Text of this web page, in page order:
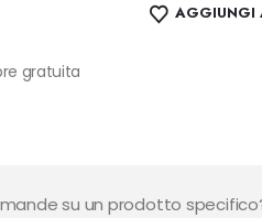
AGGIUNGI
gratuita
su un prodotto